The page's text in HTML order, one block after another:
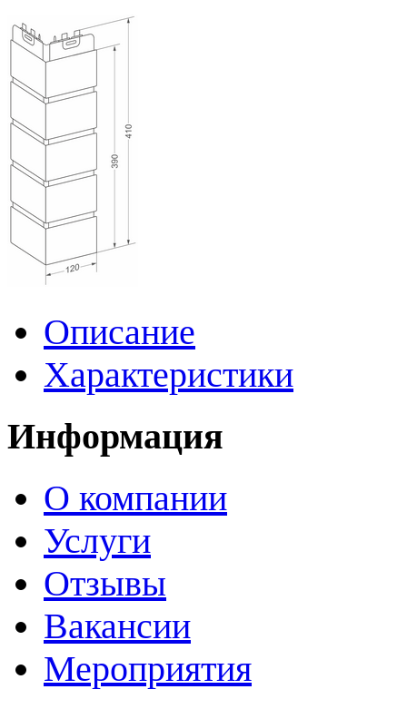
Описание
Характеристики
Информация
О компании
Услуги
Отзывы
Вакансии
Мероприятия